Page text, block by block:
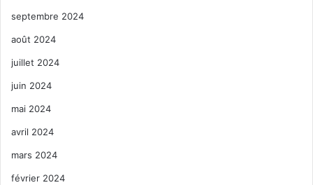
septembre 2024
août 2024
juillet 2024
juin 2024
mai 2024
avril 2024
mars 2024
février 2024